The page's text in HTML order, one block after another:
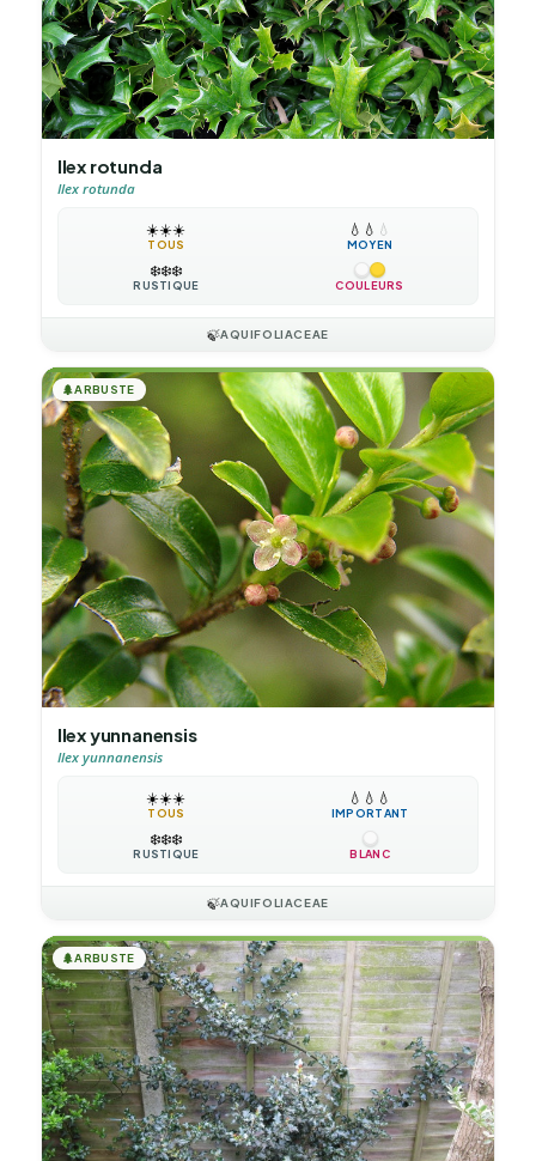
Ilex rotunda
Ilex rotunda
☀️☀️☀️
TOUS
💧 💧 💧
MOYEN
❄️❄️❄️
RUSTIQUE COULEURS
🍃AQUIFOLIACEAE
🌲ARBUSTE
Ilex yunnanensis
Ilex yunnanensis
☀️☀️☀️
TOUS
💧 💧 💧
IMPORTANT
❄️❄️❄️
RUSTIQUE BLANC
🍃AQUIFOLIACEAE
🌲ARBUSTE